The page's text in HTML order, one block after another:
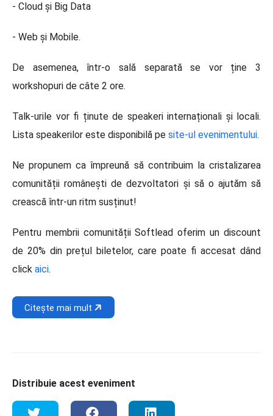
- Cloud și Big Data
- Web și Mobile.
De asemenea, într-o sală separată se vor ține 3
workshopuri de câte 2 ore.
Talk-urile vor fi ținute de speakeri internaționali și locali.
Lista speakerilor este disponibilă pe site-ul evenimentului.
Ne propunem ca împreună să contribuim la cristalizarea
comunității românești de dezvoltatori și să o ajutăm să
crească într-un ritm susținut!
Pentru membrii comunității Softlead oferim un discount
de 20% din prețul biletelor, care poate fi accesat dând
click aici.
Citește mai mult
Distribuie acest eveniment